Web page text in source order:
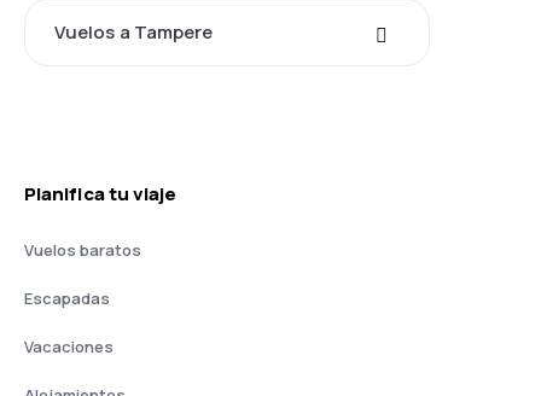
Vuelos a Tampere
Planifica tu viaje
Vuelos baratos
Escapadas
Vacaciones